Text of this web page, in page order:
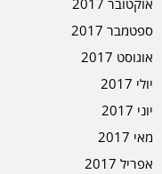
אוקטובר 2017
ספטמבר 2017
אוגוסט 2017
יולי 2017
יוני 2017
מאי 2017
אפריל 2017